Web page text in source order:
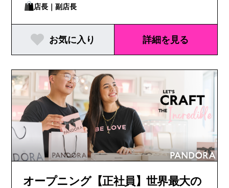
店長｜副店長
お気に入り 詳細を見る
オープニング【正社員】世界最大の